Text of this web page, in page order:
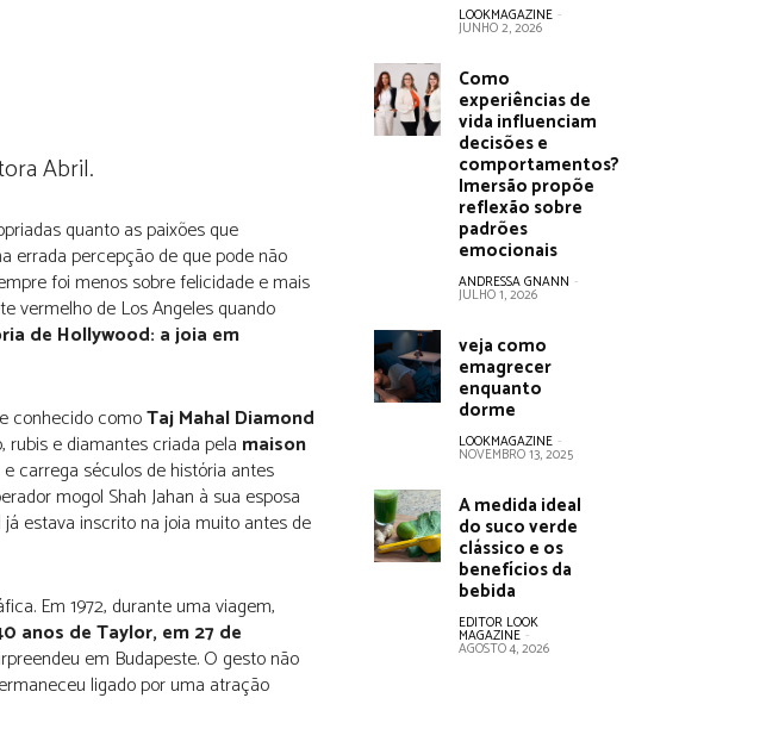
Abril.
quanto as paixões que
errada percepção de que pode não
foi menos sobre felicidade e mais
vermelho de Los Angeles quando
de Hollywood: a joia em
conhecido comoTaj Mahal Diamond
e diamantes criada pela maison
carrega séculos de história antes
mogol Shah Jahan à sua esposa
estava inscrito na joia muito antes de
Em 1972, durante uma viagem,
anos de Taylor, em 27 de
em Budapeste. O gesto não
ligado por uma atração
LOOKMAGAZINE -
JUNHO 2, 2026
Como
experiências de
vida influenciam
decisões e
comportamentos?
Imersão propõe
reflexão sobre
padrões
emocionais
ANDRESSA GNANN -
JULHO 1, 2026
veja como
emagrecer
enquanto
dorme
LOOKMAGAZINE -
NOVEMBRO 13, 2025
A medida ideal
do suco verde
clássico e os
benefícios da
bebida
EDITOR LOOK
MAGAZINE -
AGOSTO 4, 2026